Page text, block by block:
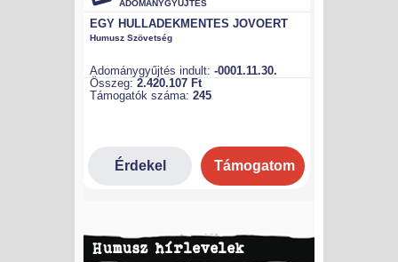
Humusz hírlevelek